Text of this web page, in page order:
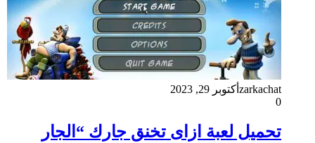
zarkachat أكتوبر 29, 2023
0
تحميل لعبة ازاى تخنق جارك “الجار